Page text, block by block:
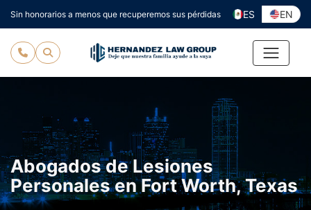
al
contenido
Sin honorarios a menos que recuperemos sus pérdidas ES EN
Abogados de Lesiones
Personales en Fort Worth, Texas